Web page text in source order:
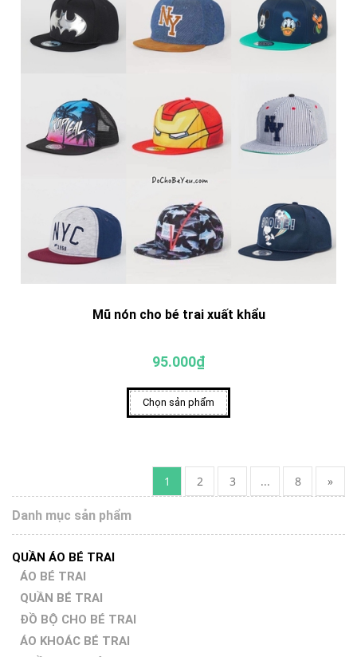
Mũ nón cho bé trai xuất khẩu
95.000₫
Chọn sản phẩm
1 2 3 ... 8 »
Danh mục sản phẩm
QUẦN ÁO BÉ TRAI
ÁO BÉ TRAI
QUẦN BÉ TRAI
ĐỒ BỘ CHO BÉ TRAI
ÁO KHOÁC BÉ TRAI